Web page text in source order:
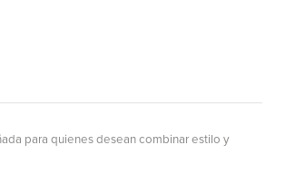
para quienes desean combinar estilo y